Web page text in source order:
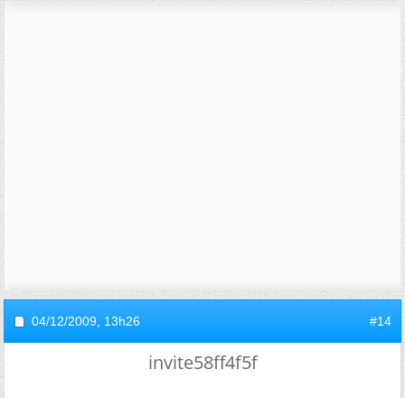
04/12/2009, 13h26 #14
invite58ff4f5f